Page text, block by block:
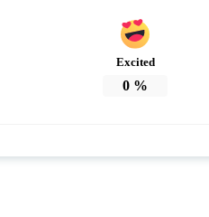
Excited
0 %